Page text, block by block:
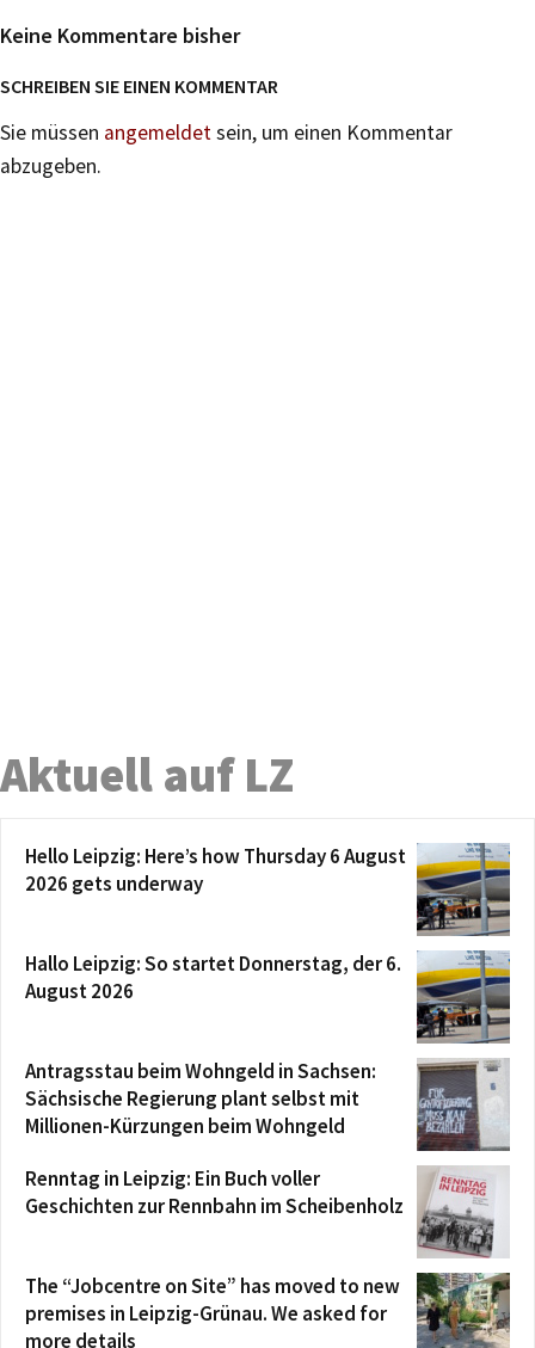
Keine Kommentare bisher
SCHREIBEN SIE EINEN KOMMENTAR
Sie müssen angemeldetsein, um einen Kommentar
abzugeben.
Aktuell auf LZ
Hello Leipzig: Here’s how Thursday 6 August
2026 gets underway
Hallo Leipzig: So startet Donnerstag, der 6.
August 2026
Antragsstau beim Wohngeld in Sachsen:
Sächsische Regierung plant selbst mit
Millionen-Kürzungen beim Wohngeld
Renntag in Leipzig: Ein Buch voller
Geschichten zur Rennbahn im Scheibenholz
The “Jobcentre on Site” has moved to new
premises in Leipzig-Grünau. We asked for
more details